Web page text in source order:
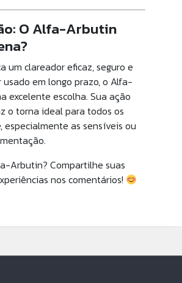
O Alfa-Arbutin
um clareador eficaz, seguro e
em longo prazo, o Alfa-
excelente escolha. Sua ação
o torna ideal para todos os
especialmente as sensíveis ou
Arbutin? Compartilhe suas
nos comentários!